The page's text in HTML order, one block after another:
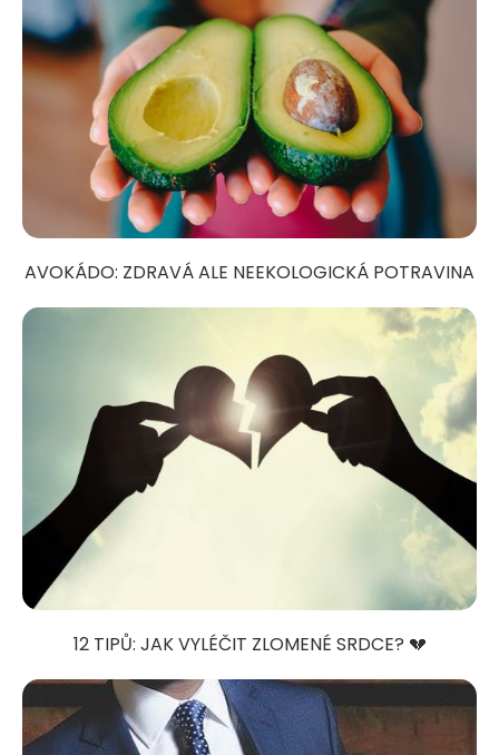
AVOKÁDO: ZDRAVÁ ALE NEEKOLOGICKÁ POTRAVINA
12 TIPŮ: JAK VYLÉČIT ZLOMENÉ SRDCE? 💔